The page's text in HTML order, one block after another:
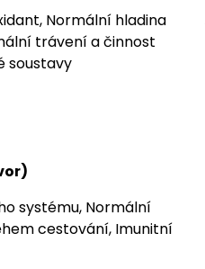
Normální hladina
trávení a činnost
soustavy
systému, Normální
cestování, Imunitní